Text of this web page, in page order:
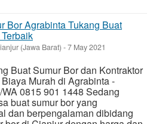
Bor Agrabinta Tukang Buat
(Jawa Barat) -7 May 2021
Buat Sumur Bor dan Kontraktor
Murah di Agrabinta -
0815 901 1448 Sedang
buat sumur bor yang
dan berpengalaman dibidang